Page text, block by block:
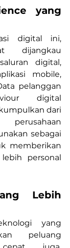
yang
digital ini,
dijangkau
digital,
mobile,
pelanggan
digital
dari
sebagai
memberikan
personal
Lebih
yang
peluang